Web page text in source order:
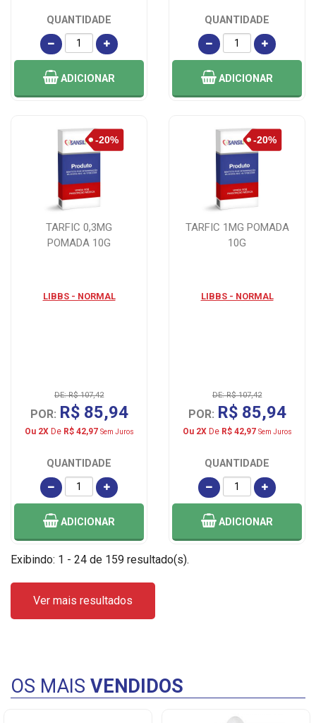
QUANTIDADE
ADICIONAR
QUANTIDADE
ADICIONAR
TARFIC 0,3MG
POMADA 10G
LIBBS - NORMAL
DE: R$ 107,42
POR: R$ 85,94
Ou 2XDe R$ 42,97 Sem Juros
QUANTIDADE
ADICIONAR
TARFIC 1MG POMADA
10G
LIBBS - NORMAL
DE: R$ 107,42
POR: R$ 85,94
Ou 2XDe R$ 42,97 Sem Juros
QUANTIDADE
ADICIONAR
Exibindo: 1 - 24 de 159 resultado(s).
Ver mais resultados
OS MAIS VENDIDOS